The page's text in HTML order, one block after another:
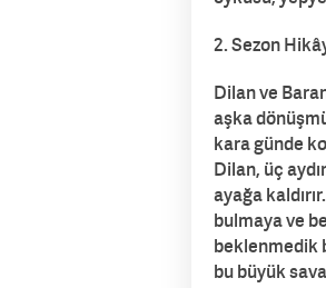
2. Sezon
Dilan ve
aşka
kara günde
Dilan, üç
ayağa
bulmaya ve
beklenmedik
bu büyük